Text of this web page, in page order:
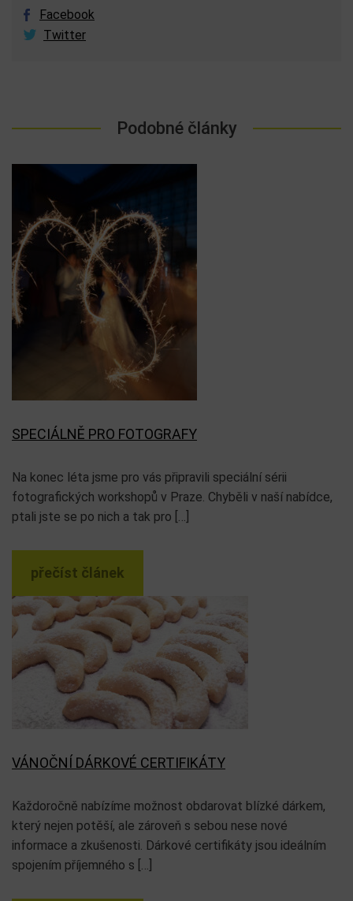
Facebook
Twitter
Podobné články
SPECIÁLNĚ PRO FOTOGRAFY
Na konec léta jsme pro vás připravili speciální sérii
fotografických workshopů v Praze. Chyběli v naší nabídce,
ptali jste se po nich a tak pro […]
přečíst článek
VÁNOČNÍ DÁRKOVÉ CERTIFIKÁTY
Každoročně nabízíme možnost obdarovat blízké dárkem,
který nejen potěší, ale zároveň s sebou nese nové
informace a zkušenosti. Dárkové certifikáty jsou ideálním
spojením příjemného s […]